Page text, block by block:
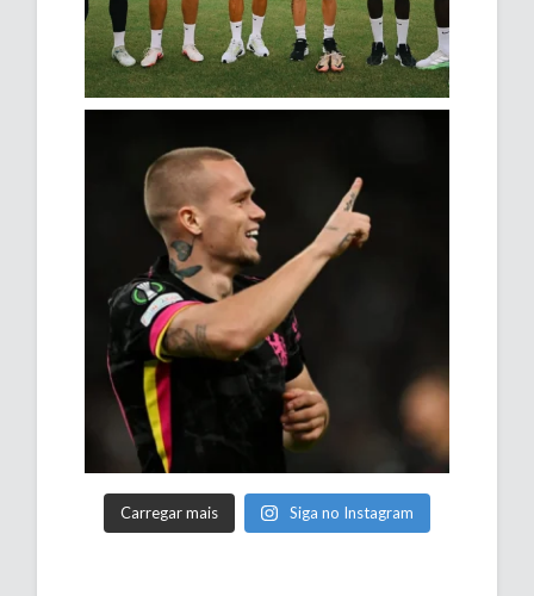
Carregar mais Siga no Instagram